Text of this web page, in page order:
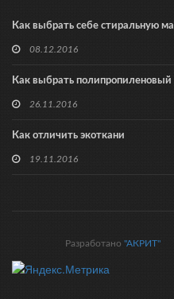
Как выбрать себе стиральную
08.12.2016
Как выбрать полипропиленовый
26.11.2016
Как отличить экоткани
19.11.2016
Разработано "АКРИТ"